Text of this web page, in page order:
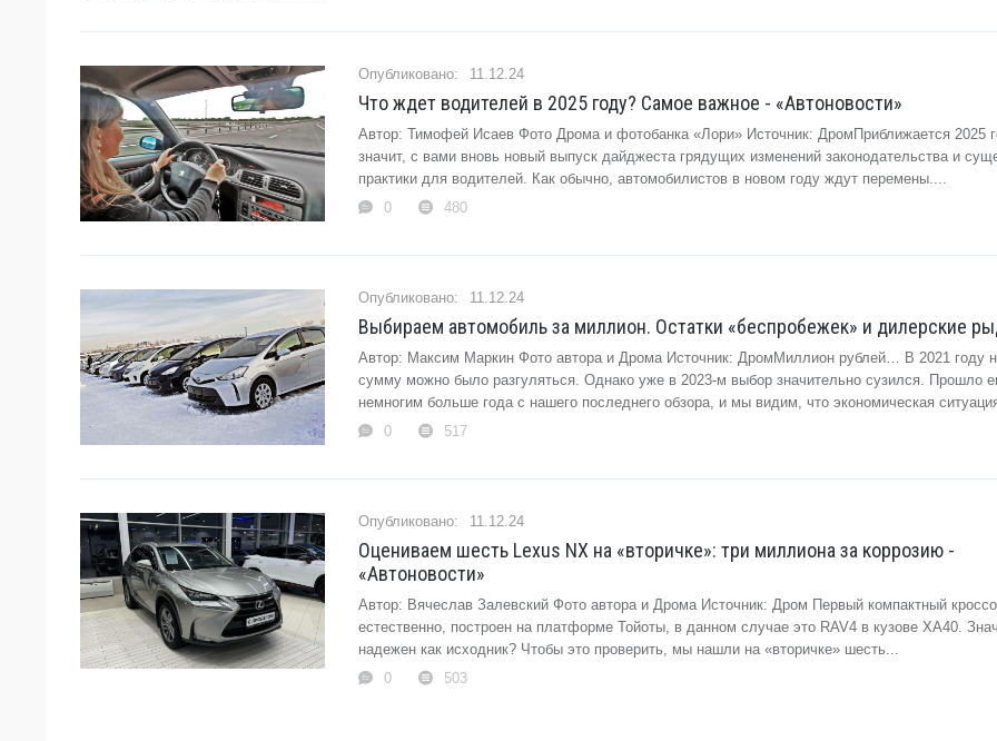
11.12.24
Что ждет водителей в 2025 году? Самое важное - «Автоновости»
Автор: Тимофей Исаев Фото Дрома и фотобанка «Лори» Источник: ДромПриближается 2025
значит, с вами вновь новый выпуск дайджеста грядущих изменений законодательства и
практики для водителей. Как обычно, автомобилистов в новом году ждут перемены....
0
480
11.12.24
Выбираем автомобиль за миллион. Остатки «беспробежек» и дилерские
Автор: Максим Маркин Фото автора и Дрома Источник: ДромМиллион рублей… В 2021 году
сумму можно было разгуляться. Однако уже в 2023-м выбор значительно сузился. Прошло
немногим больше года с нашего последнего обзора, и мы видим, что экономическая
0
517
11.12.24
Оцениваем шесть Lexus NX на «вторичке»: три миллиона за коррозию -
«Автоновости»
Автор: Вячеслав Залевский Фото автора и Дрома Источник: Дром Первый компактный
естественно, построен на платформе Тойоты, в данном случае это RAV4 в кузове XA40.
надежен как исходник? Чтобы это проверить, мы нашли на «вторичке» шесть...
0
503